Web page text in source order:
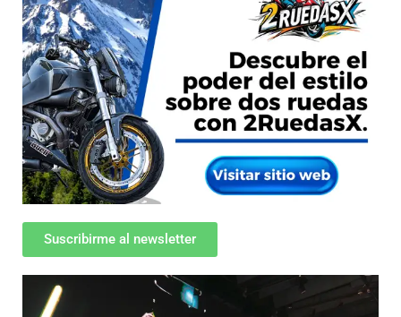
Suscribirme al newsletter